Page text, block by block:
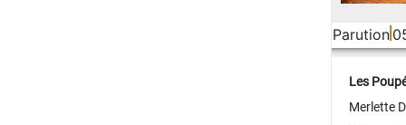
Parution
Les
Merlette